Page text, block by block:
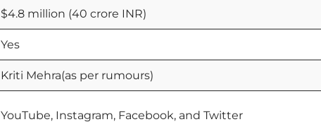
$4.8 million (40 crore INR)
Yes
Kriti Mehra(as per rumours)
YouTube, Instagram, Facebook, and Twitter